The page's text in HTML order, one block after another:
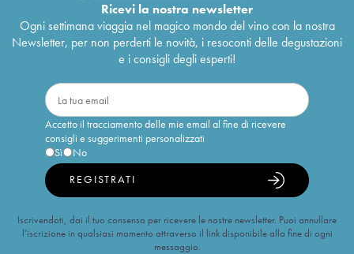
Ricevi la nostra newsletter
Ogni settimana viaggia nel magico mondo del vino con la nostra
Newsletter, per non perderti le novità, i resoconti delle degustazioni
e i consigli degli esperti!
Accetto il tracciamento delle mie email al fine di ricevere
consigli e suggerimenti personalizzati
Sì
No
REGISTRATI
Iscrivendoti, dai il tuo consenso per ricevere le nostre newsletter. Puoi annullare
l’iscrizione in qualsiasi momento attraverso il link disponibile alla fine di ogni
messaggio.